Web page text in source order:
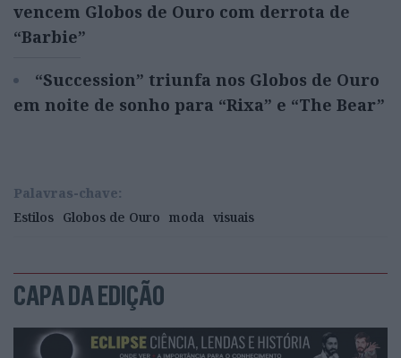
vencem Globos de Ouro com derrota de
“Barbie”
“Succession” triunfa nos Globos de Ouro
em noite de sonho para “Rixa” e “The Bear”
Palavras-chave:
Estilos Globos de Ouro moda visuais
CAPA DA EDIÇÃO